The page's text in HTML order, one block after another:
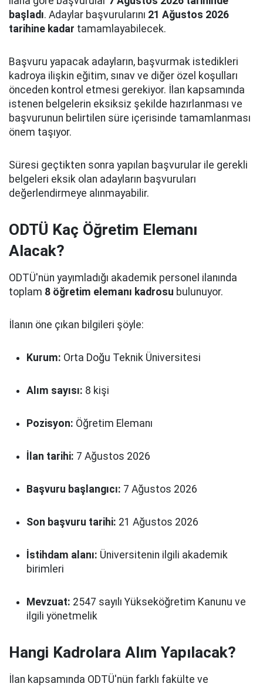
başladı. Adaylar başvurularını 21 Ağustos 2026
tarihine kadar tamamlayabilecek.
Başvuru yapacak adayların, başvurmak istedikleri
kadroya ilişkin eğitim, sınav ve diğer özel koşulları
önceden kontrol etmesi gerekiyor. İlan kapsamında
istenen belgelerin eksiksiz şekilde hazırlanması ve
başvurunun belirtilen süre içerisinde tamamlanması
önem taşıyor.
Süresi geçtikten sonra yapılan başvurular ile gerekli
belgeleri eksik olan adayların başvuruları
değerlendirmeye alınmayabilir.
ODTÜ Kaç Öğretim Elemanı
Alacak?
ODTÜ'nün yayımladığı akademik personel ilanında
toplam 8 öğretim elemanı kadrosu bulunuyor.
İlanın öne çıkan bilgileri şöyle:
Kurum: Orta Doğu Teknik Üniversitesi
Alım sayısı: 8 kişi
Pozisyon: Öğretim Elemanı
İlan tarihi: 7 Ağustos 2026
Başvuru başlangıcı: 7 Ağustos 2026
Son başvuru tarihi: 21 Ağustos 2026
İstihdam alanı: Üniversitenin ilgili akademik
birimleri
Mevzuat: 2547 sayılı Yükseköğretim Kanunu ve
ilgili yönetmelik
Hangi Kadrolara Alım Yapılacak?
İlan kapsamında ODTÜ'nün farklı fakülte ve